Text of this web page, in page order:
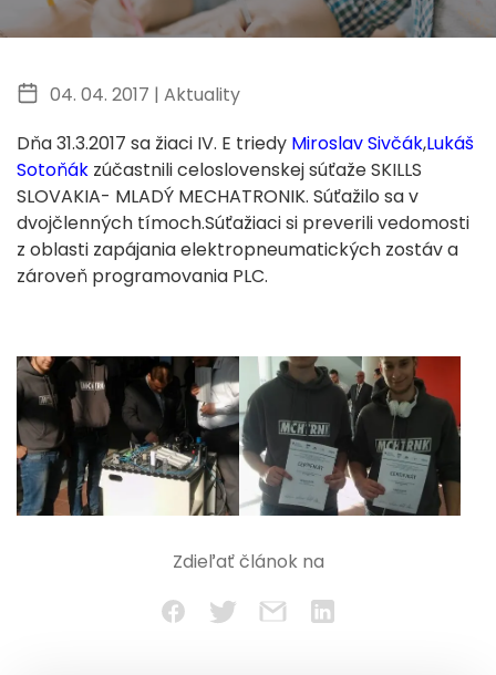
04. 04. 2017 | Aktuality
​Dňa 31.3.2017 sa žiaci IV. E triedy Miroslav Sivčák,Lukáš
Sotoňák zúčastnili celoslovenskej súťaže SKILLS
SLOVAKIA- MLADÝ MECHATRONIK. Súťažilo sa v
dvojčlenných tímoch.Súťažiaci si preverili vedomosti
z oblasti zapájania elektropneumatických zostáv a
zároveň programovania PLC.
Zdieľať článok na